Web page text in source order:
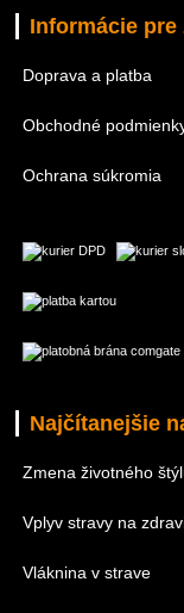
Informácie pre
Doprava a platba
Obchodné
Ochrana súkromia
Najčítanejšie
Zmena životného
Vplyv stravy na
Vláknina v strave